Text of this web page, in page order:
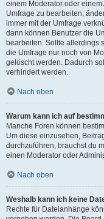
einem Moderator oder
Umfrage zu bearbeiten,
immer mit der Umfrage
dann können Benutzer die
bearbeiten. Sollte allerdings
die Umfrage nur noch von
gelöscht werden. Dadurch
verhindert werden.
Nach oben
Warum kann ich auf
Manche Foren können
Um diese einzusehen,
durchzuführen, brauchst du
einen Moderator oder
Nach oben
Weshalb kann ich keine
Rechte für Dateianhänge